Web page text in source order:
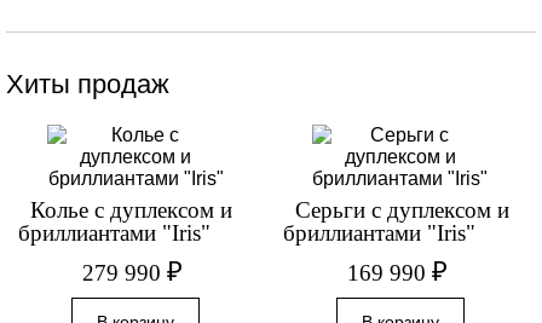
Хиты продаж
Колье с дуплексом и
бриллиантами "Iris"
279 990₽
Серьги с дуплексом и
бриллиантами "Iris"
169 990 ₽